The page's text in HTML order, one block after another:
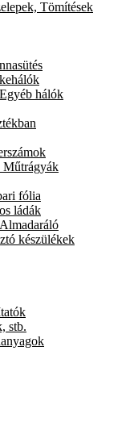
Tömítések
hálók
fólia
ládák
készülékek
stb.